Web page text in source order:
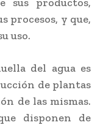
procesos, y que,
uso.
del agua es
de plantas
de las mismas.
disponen de